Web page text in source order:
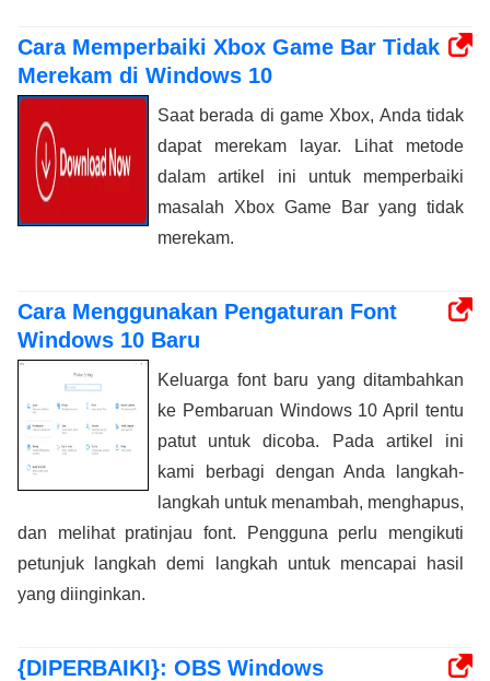
Cara Memperbaiki Xbox Game Bar Tidak
Merekam di Windows 10
Saat berada di game Xbox, Anda tidak
dapat merekam layar. Lihat metode
dalam artikel ini untuk memperbaiki
masalah Xbox Game Bar yang tidak
merekam.
Cara Menggunakan Pengaturan Font
Windows 10 Baru
Keluarga font baru yang ditambahkan
ke Pembaruan Windows 10 April tentu
patut untuk dicoba. Pada artikel ini
kami berbagi dengan Anda langkah-
langkah untuk menambah, menghapus,
dan melihat pratinjau font. Pengguna perlu mengikuti
petunjuk langkah demi langkah untuk mencapai hasil
yang diinginkan.
{DIPERBAIKI}: OBS Windows